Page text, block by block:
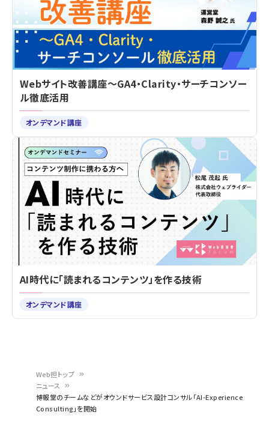
Web担トップ
ニュース
博報堂のチームなどがオウンドサービス設計コンサル「AI-Experience
Consulting」を開始
Webサイト改善講座～GA4・Clarity・サーチコンソー
ル徹底活用
オンデマンド講座
AI時代に「読まれるコンテンツ」を作る技術
オンデマンド講座